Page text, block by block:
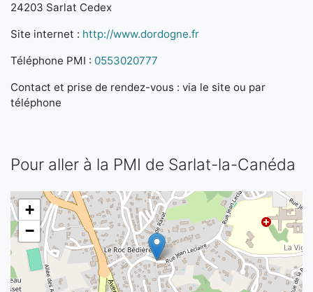
24203 Sarlat Cedex
Site internet : http://www.dordogne.fr
Téléphone PMI : 0553020777
Contact et prise de rendez-vous : via le site ou par
téléphone
Pour aller à la PMI de Sarlat-la-Canéda
+
−